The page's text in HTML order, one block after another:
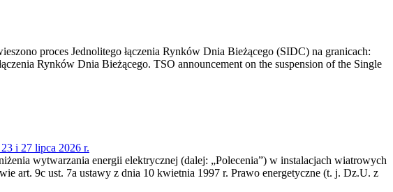
proces Jednolitego łączenia Rynków Dnia Bieżącego (SIDC) na granicach:
Rynków Dnia Bieżącego. TSO announcement on the suspension of the Single
i 27 lipca 2026 r.
wytwarzania energii elektrycznej (dalej: „Polecenia”) w instalacjach wiatrowych
art. 9c ust. 7a ustawy z dnia 10 kwietnia 1997 r. Prawo energetyczne (t. j. Dz.U. z